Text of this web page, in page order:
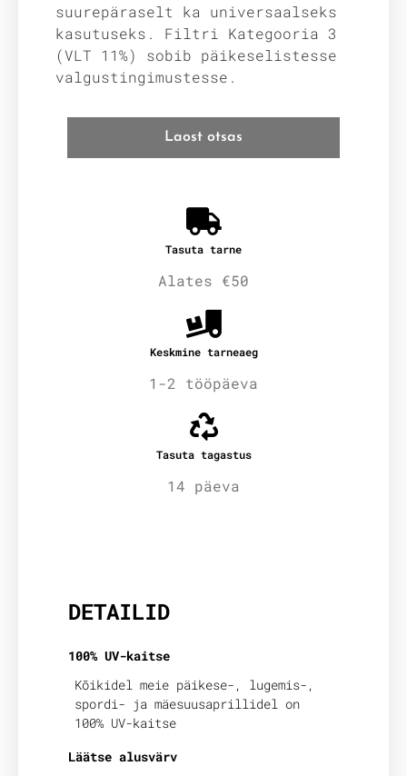
suurepäraselt ka universaalseks
kasutuseks. Filtri Kategooria 3
(VLT 11%) sobib päikeselistesse
valgustingimustesse.
Laost otsas
Tasuta tarne
Alates €50
Keskmine tarneaeg
1-2 tööpäeva
Tasuta tagastus
14 päeva
DETAILID
100% UV-kaitse
Kõikidel meie päikese-, lugemis-,
spordi- ja mäesuusaprillidel on
100% UV-kaitse
Läätse alusvärv